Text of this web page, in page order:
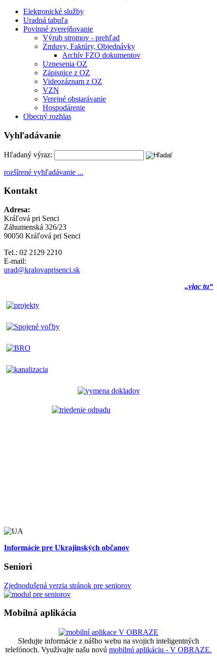
Elektronické služby
Uradná tabuľa
Povinné zverejňovanie
Výrub stromov - prehľad
Zmluvy, Faktúry, Objednávky
Archív FZO dokumentov
Uznesenia OZ
Zápisnice z OZ
Videozáznam z OZ
VZN
Verejné obstarávanie
Hospodárenie
Obecný rozhlas
Vyhľadávanie
Hľadaný výraz:
rozšírené vyhľadávanie ...
Kontakt
Adresa:
Kráľová pri Senci
Záhumenská 326/23
90050 Kráľová pri Senci
Tel.: 02 2129 2210
E-mail:
urad@kralovaprisenci.sk
„viac tu“
Informácie pre Ukrajinských občanov
Seniori
Zjednodušená verzia stránok pre seniorov
Mobilná aplikácia
Sledujte informácie z nášho webu na svojich inteligentných
telefónoch. Využívajte našu novú mobilnú aplikáciu - V OBRAZE.